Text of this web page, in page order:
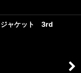
ジャケット 3rd